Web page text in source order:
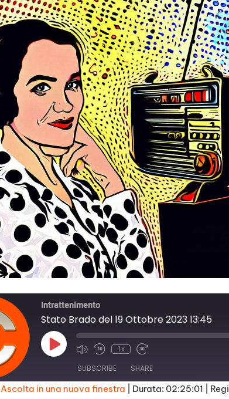
Intrattenimento
Stato Brado del 19 Ottobre 2023 13:45
Play
Episode
1x
SUBSCRIBE SHARE
Ascolta in una nuova finestra Durata: 02:25:01